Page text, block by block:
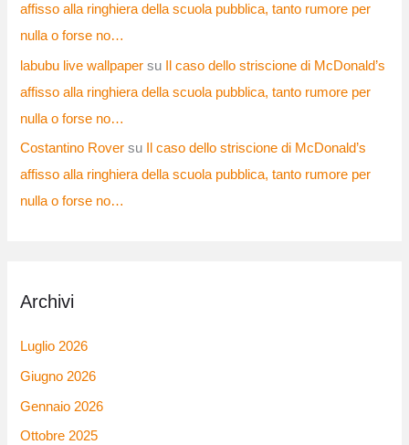
affisso alla ringhiera della scuola pubblica, tanto rumore per
nulla o forse no…
labubu live wallpaper su Il caso dello striscione di McDonald’s
affisso alla ringhiera della scuola pubblica, tanto rumore per
nulla o forse no…
Costantino Rover su
Il caso dello striscione di McDonald’s
affisso alla ringhiera della scuola pubblica, tanto rumore per
nulla o forse no…
Archivi
Luglio 2026
Giugno 2026
Gennaio 2026
Ottobre 2025